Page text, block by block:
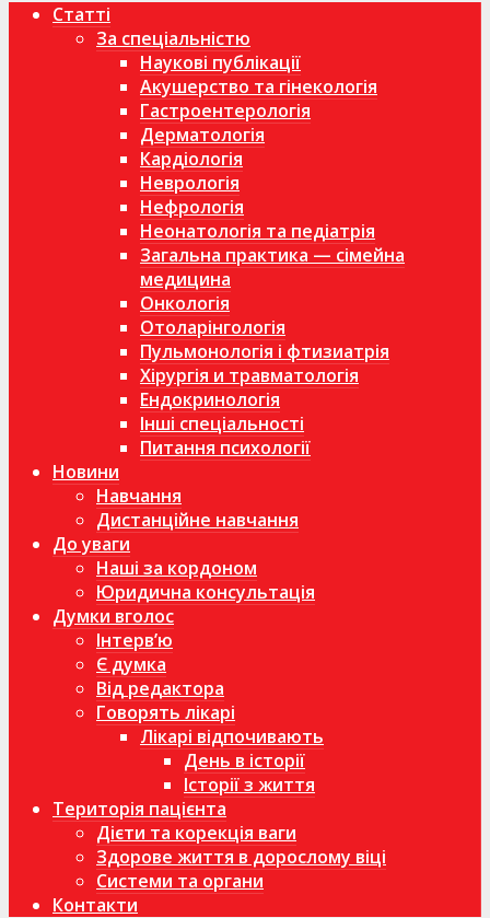
Статті
За спеціальністю
Наукові публікації
Акушерство та гінекологія
Гастроентерологія
Дерматологія
Кардіологія
Неврологія
Нефрологія
Неонатологія та педіатрія
Загальна практика — сімейна
медицина
Онкологія
Отоларінгологія
Пульмонологія і фтизиатрія
Хірургія и травматологія
Ендокринологія
Інші спеціальності
Питання психології
Новини
Навчання
Дистанційне навчання
До уваги
Наші за кордоном
Юридична консультація
Думки вголос
Інтерв’ю
Є думка
Від редактора
Говорять лікарі
Лікарі відпочивають
День в історії
Історії з життя
Територія пацієнта
Дієти та корекція ваги
Здорове життя в дорослому віці
Системи та органи
Контакти